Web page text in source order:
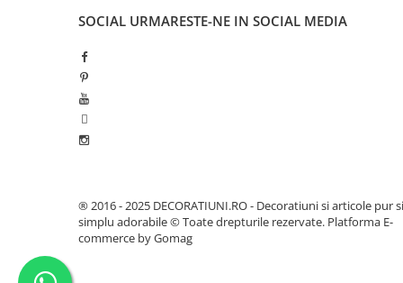
SOCIAL URMARESTE-NE IN SOCIAL MEDIA
® 2016 - 2025 DECORATIUNI.RO - Decoratiuni si articole pur si
simplu adorabile © Toate drepturile rezervate. Platforma E-
commerce by Gomag